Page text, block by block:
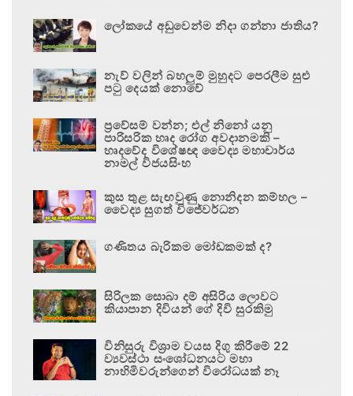
ලෝකයේ අඩුවෙන්ම නිදා ගන්නා ජාතිය?
නැව් වලින් බහලුම් මුහුදට පෙරලීම සුළු
පටු දෙයක් නොවේ
ප්‍රවේසම් වන්න; එල් නිනෝ යනු
පාරිසරික හෘද රෝග අවදානමකි –
හෘදවේද විශේෂඥ වෛද්‍ය මහාචාර්ය
නාමල් විජයසිංහ
කුස තුළ සැඟවුණු නොනිදන කම්හල –
වෛද්‍ය සුගත් විජේවර්ධන
ගණිතය බැරිකම මෝඩකමක් ද?
සිරිලක සොබා දම් අසිරිය ලොවට
කියාපාන දිවියන් ගේ දිවි සුරකිමු
විනිසුරු විශ්‍රාම වයස දිගු කිරීමේ 22
ව්‍යවස්ථා සංශෝධනයට මහා
නාහිමිවරුන්ගෙන් විරෝධයක් නෑ